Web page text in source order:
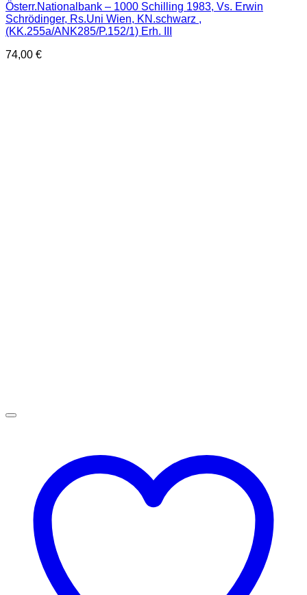
Österr.Nationalbank – 1000 Schilling 1983, Vs. Erwin
Schrödinger, Rs.Uni Wien, KN.schwarz ,
(KK.255a/ANK285/P.152/1) Erh. III
74,00 €